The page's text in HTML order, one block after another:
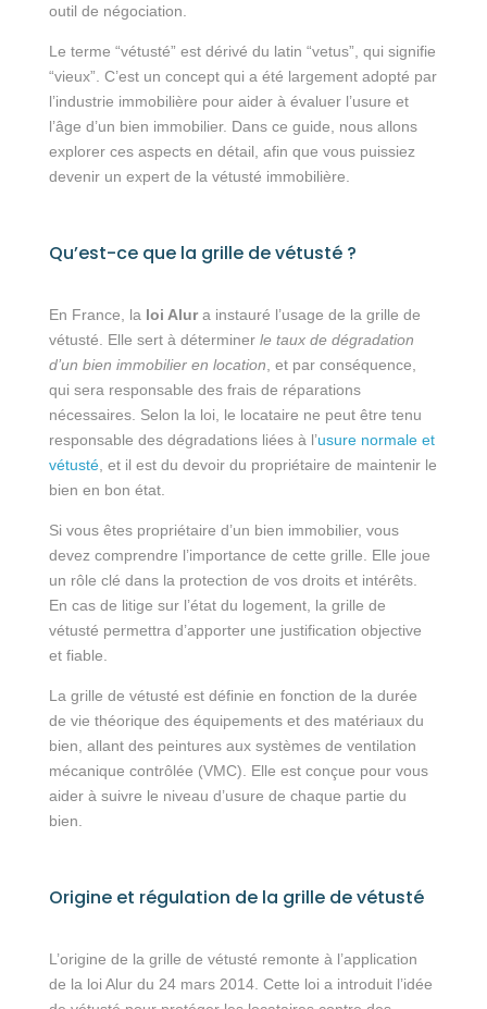
outil de négociation.
Le terme “vétusté” est dérivé du latin “vetus”, qui signifie
“vieux”. C’est un concept qui a été largement adopté par
l’industrie immobilière pour aider à évaluer l’usure et
l’âge d’un bien immobilier. Dans ce guide, nous allons
explorer ces aspects en détail, afin que vous puissiez
devenir un expert de la vétusté immobilière.
Qu’est-ce que la grille de vétusté ?
En France, la loi Alura instauré l’usage de la grille de
vétusté. Elle sert à déterminer le taux de dégradation
d’un bien immobilier en location , et par conséquence,
qui sera responsable des frais de réparations
nécessaires. Selon la loi, le locataire ne peut être tenu
responsable des dégradations liées à l’usure normale et
vétusté, et il est du devoir du propriétaire de maintenir le
bien en bon état.
Si vous êtes propriétaire d’un bien immobilier, vous
devez comprendre l’importance de cette grille. Elle joue
un rôle clé dans la protection de vos droits et intérêts.
En cas de litige sur l’état du logement, la grille de
vétusté permettra d’apporter une justification objective
et fiable.
La grille de vétusté est définie en fonction de la durée
de vie théorique des équipements et des matériaux du
bien, allant des peintures aux systèmes de ventilation
mécanique contrôlée (VMC). Elle est conçue pour vous
aider à suivre le niveau d’usure de chaque partie du
bien.
Origine et régulation de la grille de vétusté
L’origine de la grille de vétusté remonte à l’application
de la loi Alur du 24 mars 2014. Cette loi a introduit l’idée